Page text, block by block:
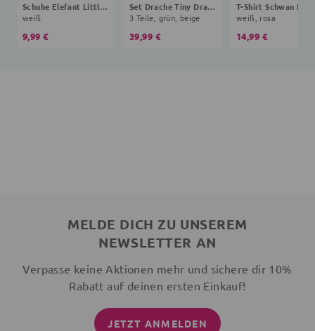
Schuhe Elefant Little Elephant
weiß
9,99 €
Set Drache Tiny Dragon
3 Teile, grün, beige
39,99 €
weiß, rosa
14,99 €
MELDE DICH ZU UNSEREM
NEWSLETTER AN
Verpasse keine Aktionen mehr und sichere dir 10%
Rabatt auf deinen ersten Einkauf!
JETZT ANMELDEN